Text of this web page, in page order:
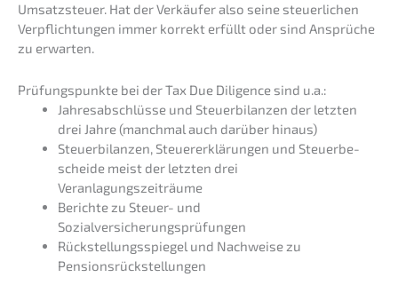
Umsatz­steu­er. Hat der Verkäu­fer also seine steuer­li­chen
Verpflich­tun­gen immer korrekt erfüllt oder sind Ansprü­che
zu erwarten.
Prüfungs­punk­te bei der Tax Due Diligence sind u.a.:
Jahres­ab­schlüs­se und Steuer­bi­lan­zen der letzten
drei Jahre (manch­mal auch darüber hinaus)
Steuer­bi­lan­zen, Steuer­erklä­run­gen und Steuer­be­
schei­de meist der letzten drei
Veranlagungszeiträume
Berich­te zu Steuer- und
Sozialversicherungsprüfungen
Rückstel­lungs­spie­gel und Nachwei­se zu
Pensionsrückstellungen